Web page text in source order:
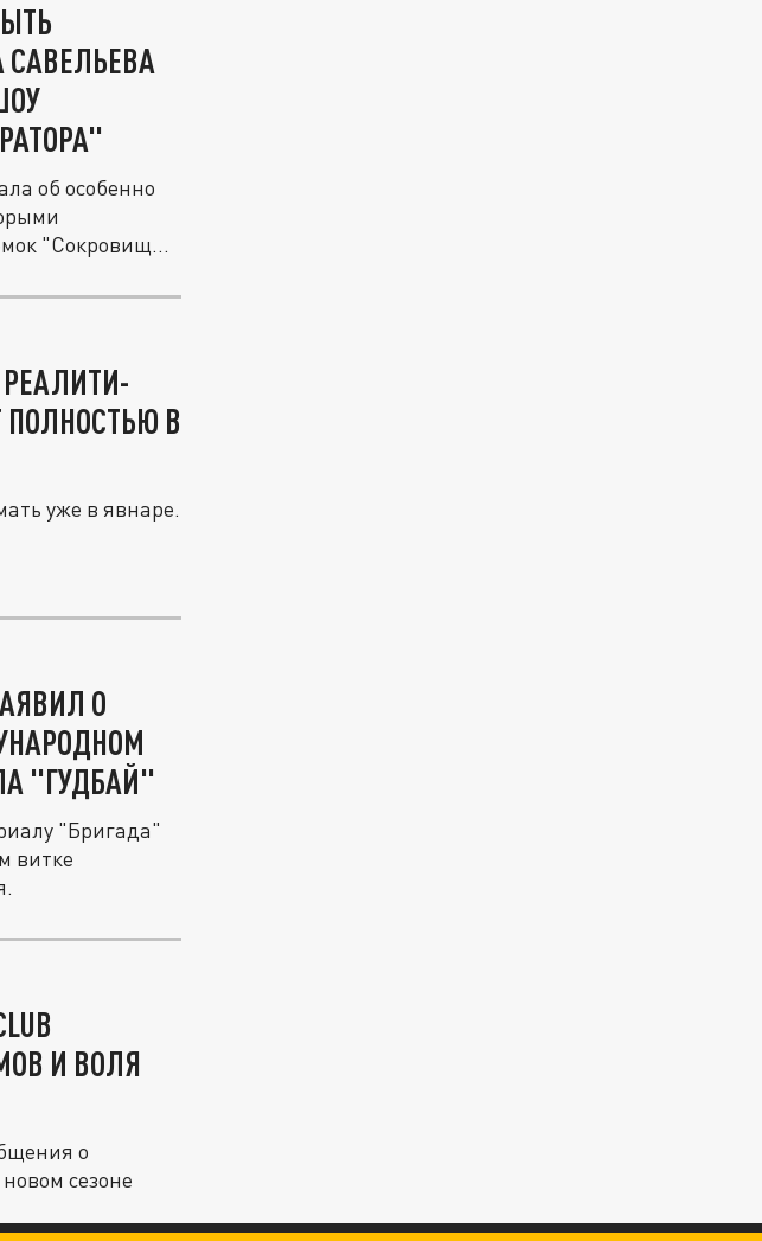
об особенно
"Сокровищ...
В
уже в явнаре.
О
"ГУДБАЙ"
"Бригада"
витке
И ВОЛЯ
о
сезоне